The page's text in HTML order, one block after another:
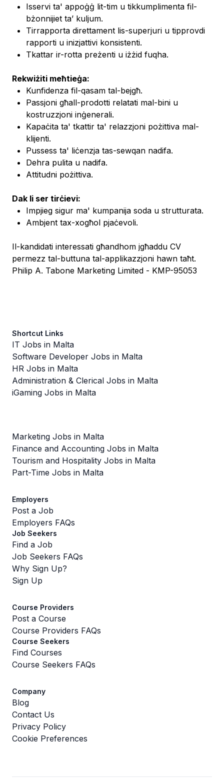
Isservi ta' appoġġ lit-tim u tikkumplimenta fil-
bżonnijiet ta’ kuljum.
Tirrapporta direttament lis-superjuri u tipprovdi
rapporti u inizjattivi konsistenti.
Tkattar ir-rotta preżenti u iżżid fuqha.
Rekwiżiti meħtieġa:
Kunfidenza fil-qasam tal-bejgħ.
Passjoni għall-prodotti relatati mal-bini u
kostruzzjoni inġenerali.
Kapaċita ta' tkattir ta' relazzjoni pożittiva mal-
klijenti.
Pussess ta' liċenzja tas-sewqan nadifa.
Dehra pulita u nadifa.
Attitudni pożittiva.
Dak li ser tirċievi:
Impjieg sigur ma' kumpanija soda u strutturata.
Ambjent tax-xogħol pjaċevoli.
Il-kandidati interessati għandhom jgħaddu CV
permezz tal-buttuna tal-applikazzjoni hawn taħt.
Philip A. Tabone Marketing Limited - KMP-95053
Shortcut Links
IT Jobs in Malta
Software Developer Jobs in Malta
HR Jobs in Malta
Administration & Clerical Jobs in Malta
iGaming Jobs in Malta
Marketing Jobs in Malta
Finance and Accounting Jobs in Malta
Tourism and Hospitality Jobs in Malta
Part-Time Jobs in Malta
Employers
Post a Job
Employers FAQs
Job Seekers
Find a Job
Job Seekers FAQs
Why Sign Up?
Sign Up
Course Providers
Post a Course
Course Providers FAQs
Course Seekers
Find Courses
Course Seekers FAQs
Company
Blog
Contact Us
Privacy Policy
Cookie Preferences